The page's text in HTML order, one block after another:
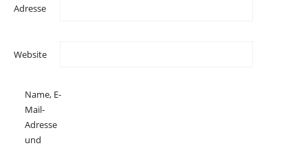
Adresse
Website
Name, E-
Mail-
Adresse
und